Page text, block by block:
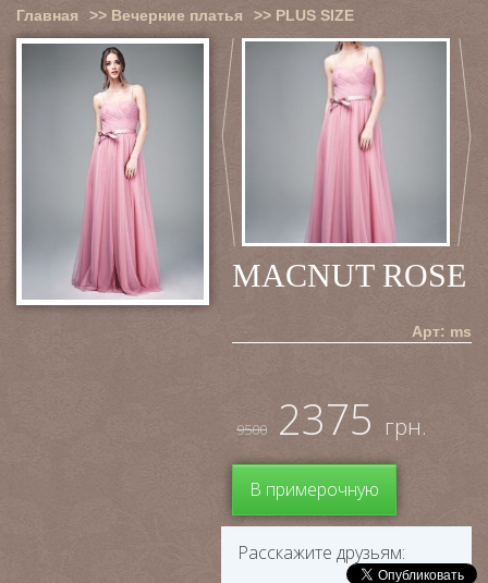
Главная >> Вечерние платья >> PLUS SIZE
MACNUT ROSE
Арт: ms
9500 2375 грн.
В примерочную
Расскажите друзьям: